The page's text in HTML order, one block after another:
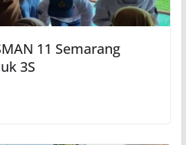
11 Semarang
3S